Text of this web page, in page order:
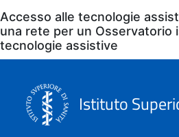
Eventi
Accesso alle tecnologie
una rete per un Osservatorio
tecnologie assistive
Istituto